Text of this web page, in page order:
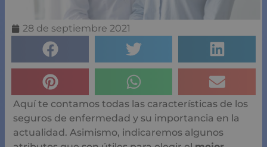
28 de septiembre 2021
Aquí te contamos todas las características de los
seguros de enfermedad y su importancia en la
actualidad. Asimismo, indicaremos algunos